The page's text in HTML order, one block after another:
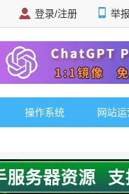
登录/注册 举
告，理性选择
操作系统 网站